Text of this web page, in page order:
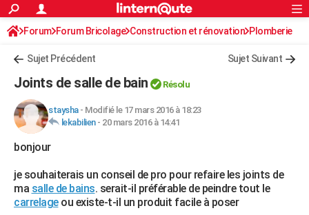
ACTUALITÉS
Politique
Société
Faits Divers
Education
Monde
Villes
+
FINANCE
Retraite
Impôts
Epargne
Immobilier
Risques naturels par ville
Banque
Assurance
Crédit
AUTO
Essais
Réserver un essai
Citadines
Berlines
SUV
Forum auto
+HIGH-TECH
Mobiles
Meilleur smartphone
Internet
Ordinateurs
Jeux vidéo
Guide high-tech
+BRICOLAGE
Forum
Aménagement intérieur
Extérieur
Cuisine
Salle de bains
Jardinage
Rangement
Rechercher
S'inscrire
Connexion
Forum Forum Bricolage Construction et rénovation Plomberie
Sujet Précédent Sujet Suivant
Joints de salle de bain Résolu
staysha- Modifié le 17 mars 2016 à 18:23
lekabilien- 20 mars 2016 à 14:41
bonjour
je souhaiterais un conseil de pro pour refaire les joints de
ma salle de bains. serait-il préférable de peindre tout le
carrelageou existe-t-il un produit facile à poser